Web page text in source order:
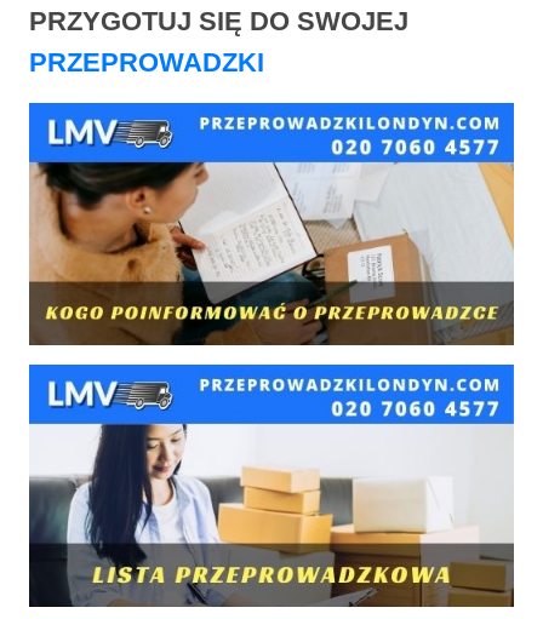
PRZYGOTUJ SIĘ DO SWOJEJ
PRZEPROWADZKI